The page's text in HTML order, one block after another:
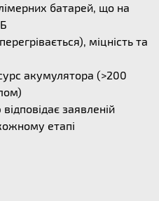
батарей, що на
міцність та
акумулятора (>200
заявленій
етапі